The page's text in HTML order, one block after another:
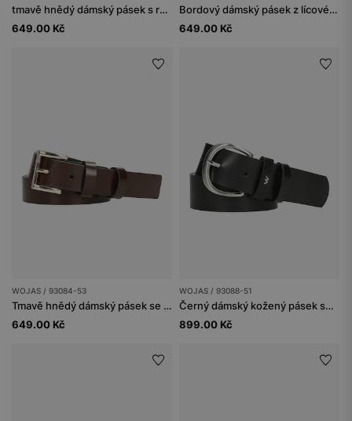
tmavě hnědý dámský pásek s reliéfními vzory a otevřenou sponou
649.00 Kč
Bordový dámský pásek z lícové kůže se stříbrnou sponou
649.00 Kč
WOJAS / 93084-53
Tmavě hnědý dámský pásek se zlatou sponou
649.00 Kč
WOJAS / 93088-51
Černý dámský kožený pásek se stříbrnou sponou
899.00 Kč